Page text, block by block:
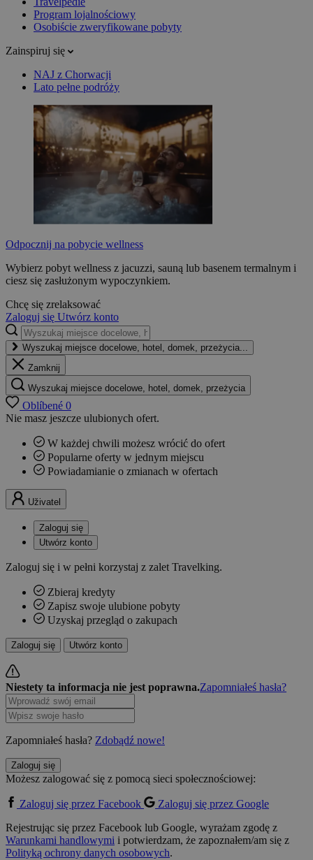
Program lojalnościowy
Osobiście zweryfikowane pobyty
Zainspiruj się
NAJ z Chorwacji
Lato pełne podróży
Odpocznij na pobycie wellness
Wybierz pobyt wellness z jacuzzi, sauną lub basenem termalnym i
ciesz się zasłużonym wypoczynkiem.
Chcę się zrelaksować
Zaloguj się Utwórz konto
Wyszukaj miejsce docelowe, hotel, domek, przeżycia...
Zamknij
Wyszukaj miejsce docelowe, hotel, domek, przeżycia
Oblíbené 0
Nie masz jeszcze ulubionych ofert.
W każdej chwili możesz wrócić do ofert
Popularne oferty w jednym miejscu
Powiadamianie o zmianach w ofertach
Uživatel
Zaloguj się
Utwórz konto
Zaloguj się i w pełni korzystaj z zalet Travelking.
Zbieraj kredyty
Zapisz swoje ulubione pobyty
Uzyskaj przegląd o zakupach
Zaloguj się Utwórz konto
Niestety ta informacja nie jest poprawna.Zapomniałeś hasła?
Zapomniałeś hasła? Zdobądź nowe!
Zaloguj się
Możesz zalogować się z pomocą sieci społecznościowej:
Zaloguj się przez Facebook
Zaloguj się przez Google
Rejestrując się przez Facebook lub Google, wyrażam zgodę z
Warunkami handlowymi i potwierdzam, że zapoznałem/am się z
Polityką ochrony danych osobowych.